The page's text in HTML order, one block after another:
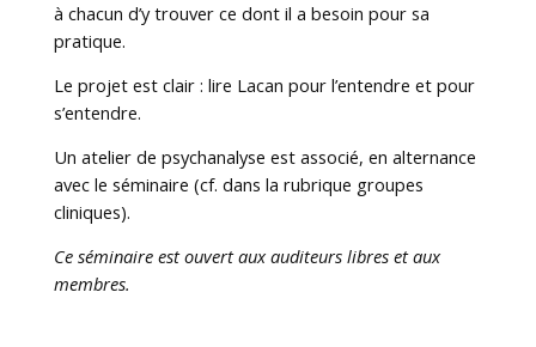
à chacun d’y trouver ce dont il a besoin pour sa
pratique.
Le projet est clair : lire Lacan pour l’entendre et pour
s’entendre.
Un atelier de psychanalyse est associé, en alternance
avec le séminaire (cf. dans la rubrique groupes
cliniques).
Ce séminaire est ouvert aux auditeurs libres et aux
membres.